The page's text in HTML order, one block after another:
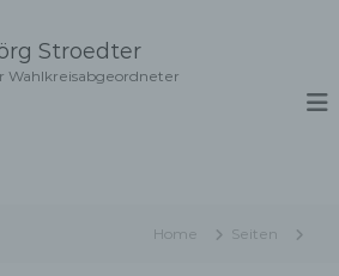
Stroedter
Wahlkreisabgeordneter
Home Seiten